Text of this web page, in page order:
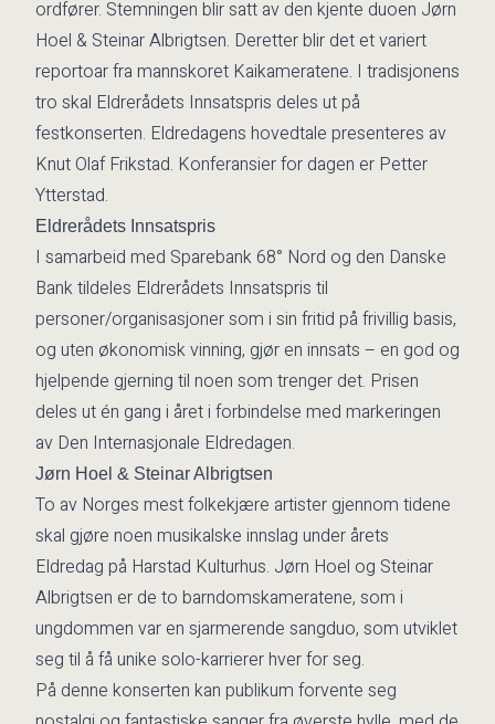
ordfører. Stemningen blir satt av den kjente duoen Jørn
Hoel & Steinar Albrigtsen. Deretter blir det et variert
reportoar fra mannskoret Kaikameratene. I tradisjonens
tro skal Eldrerådets Innsatspris deles ut på
festkonserten. Eldredagens hovedtale presenteres av
Knut Olaf Frikstad. Konferansier for dagen er Petter
Ytterstad.
Eldrerådets Innsatspris
I samarbeid med Sparebank 68° Nord og den Danske
Bank tildeles Eldrerådets Innsatspris til
personer/organisasjoner som i sin fritid på frivillig basis,
og uten økonomisk vinning, gjør en innsats – en god og
hjelpende gjerning til noen som trenger det. Prisen
deles ut én gang i året i forbindelse med markeringen
av Den Internasjonale Eldredagen.
Jørn Hoel & Steinar Albrigtsen
To av Norges mest folkekjære artister gjennom tidene
skal gjøre noen musikalske innslag under årets
Eldredag på Harstad Kulturhus. Jørn Hoel og Steinar
Albrigtsen er de to barndomskameratene, som i
ungdommen var en sjarmerende sangduo, som utviklet
seg til å få unike solo-karrierer hver for seg.
På denne konserten kan publikum forvente seg